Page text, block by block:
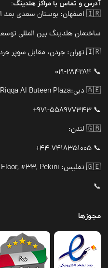
آدرس و تماس با مراکز هلدینگ:
🇮🇷 اصفهان: بوستان سعدی بعد از هتل چهل پنجره
ساختمان هلدینگ بین المللی
🇮🇷 تهران: جردن، مقابل سوپر جردن
📞 021-284284
🇦🇪 دبی:
Al Buteen Plaza
📞 971-558977343+
🇬🇧 لندن:
📞 44-7418351005+
🇬🇪 تفلیس: 2nd Floor, #33, Pekini
📞
مجوزها